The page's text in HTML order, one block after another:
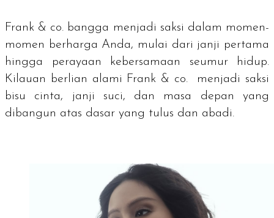
Frank & co. bangga menjadi saksi dalam momen-
momen berharga Anda, mulai dari janji pertama
hingga perayaan kebersamaan seumur hidup.
Kilauan berlian alami Frank & co. menjadi saksi
bisu cinta, janji suci, dan masa depan yang
dibangun atas dasar yang tulus dan abadi.